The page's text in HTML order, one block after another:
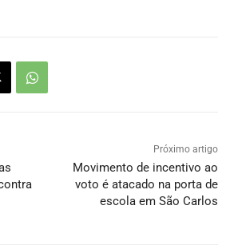
Próximo artigo
Movimento de incentivo ao
voto é atacado na porta de
escola em São Carlos